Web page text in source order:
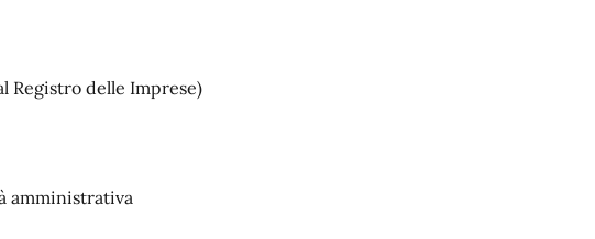
Registro delle Imprese)
amministrativa